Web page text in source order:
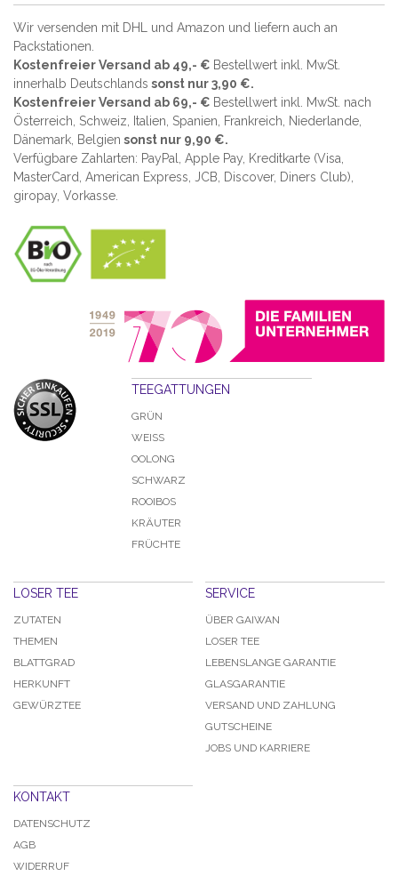
Wir versenden mit DHL und Amazon und liefern auch an
Packstationen.
Kostenfreier Versand ab 49,- € Bestellwert inkl. MwSt.
innerhalb Deutschlands sonst nur 3,90 €.
Kostenfreier Versand ab 69,- € Bestellwert inkl. MwSt. nach
Österreich, Schweiz, Italien, Spanien, Frankreich, Niederlande,
Dänemark, Belgien sonst nur 9,90 €.
Verfügbare Zahlarten: PayPal, Apple Pay, Kreditkarte (Visa,
MasterCard, American Express, JCB, Discover, Diners Club),
giropay, Vorkasse.
TEEGATTUNGEN
GRÜN
WEISS
OOLONG
SCHWARZ
ROOIBOS
KRÄUTER
FRÜCHTE
LOSER TEE
ZUTATEN
THEMEN
BLATTGRAD
HERKUNFT
GEWÜRZTEE
SERVICE
ÜBER GAIWAN
LOSER TEE
LEBENSLANGE GARANTIE
GLASGARANTIE
VERSAND UND ZAHLUNG
GUTSCHEINE
JOBS UND KARRIERE
KONTAKT
DATENSCHUTZ
AGB
WIDERRUF